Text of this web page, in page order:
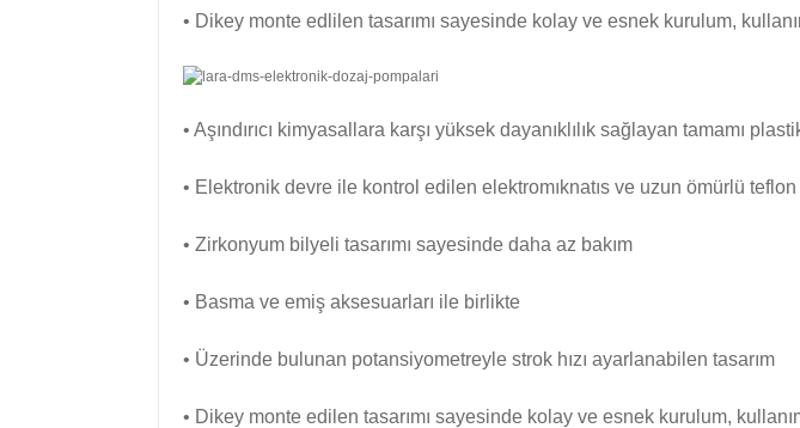
• Dikey monte edlilen tasarımı sayesinde kolay ve esnek kurulum,
• Aşındırıcı kimyasallara karşı yüksek dayanıklılık sağlayan tamamı
• Elektronik devre ile kontrol edilen elektromıknatıs ve uzun ömürlü
• Zirkonyum bilyeli tasarımı sayesinde daha az bakım
• Basma ve emiş aksesuarları ile birlikte
• Üzerinde bulunan potansiyometreyle strok hızı ayarlanabilen tasarım
• Dikey monte edilen tasarımı sayesinde kolay ve esnek kurulum,